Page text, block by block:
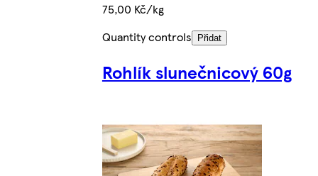
75,00 Kč/kg
Quantity controls
Přidat
Rohlík slunečnicový 60g